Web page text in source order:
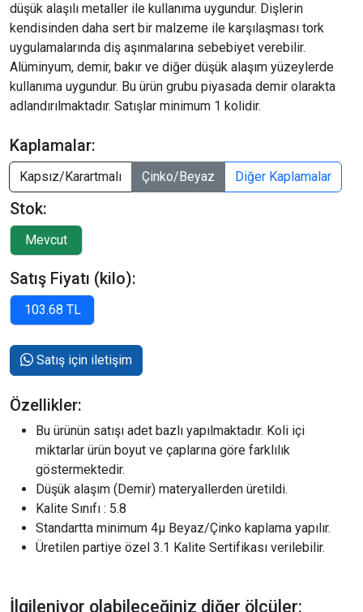
düşük alaşılı metaller ile kullanıma uygundur. Dişlerin
kendisinden daha sert bir malzeme ile karşılaşması tork
uygulamalarında diş aşınmalarına sebebiyet verebilir.
Alüminyum, demir, bakır ve diğer düşük alaşım yüzeylerde
kullanıma uygundur. Bu ürün grubu piyasada demir olarakta
adlandırılmaktadır. Satışlar minimum 1 kolidir.
Kaplamalar:
Kapsız/Karartmalı Çinko/Beyaz Diğer Kaplamalar
Stok:
Satış Fiyatı (kilo):
Satış için iletişim
Özellikler:
Bu ürünün satışı adet bazlı yapılmaktadır. Koli içi
miktarlar ürün boyut ve çaplarına göre farklılık
göstermektedir.
Düşük alaşım (Demir) materyallerden üretildi.
Kalite Sınıfı : 5.8
Standartta minimum 4µ Beyaz/Çinko kaplama yapılır.
Üretilen partiye özel 3.1 Kalite Sertifikası verilebilir.
İlgileniyor olabileceğiniz diğer ölçüler: